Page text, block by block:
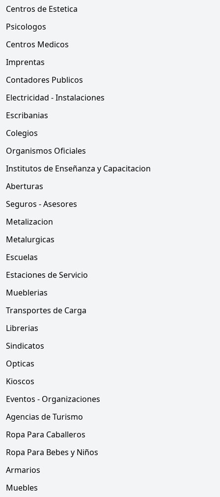
Centros de Estetica
Psicologos
Centros Medicos
Imprentas
Contadores Publicos
Electricidad - Instalaciones
Escribanias
Colegios
Organismos Oficiales
Institutos de Enseñanza y Capacitacion
Aberturas
Seguros - Asesores
Metalizacion
Metalurgicas
Escuelas
Estaciones de Servicio
Mueblerias
Transportes de Carga
Librerias
Sindicatos
Opticas
Kioscos
Eventos - Organizaciones
Agencias de Turismo
Ropa Para Caballeros
Ropa Para Bebes y Niños
Armarios
Muebles